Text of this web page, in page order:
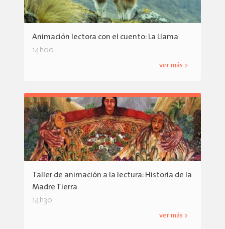
Animación lectora con el cuento: La Llama
14h00
ver más >
Taller de animación a la lectura: Historia de la
Madre Tierra
14h30
ver más >